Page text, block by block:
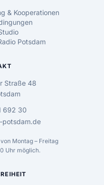
& Kooperationen
Potsdam
Straße 48
692 30
potsdam.de
Montag – Freitag
Uhr möglich.